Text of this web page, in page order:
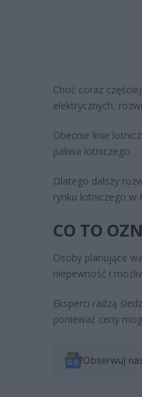
Choć coraz
elektrycznych,
Obecnie linie
paliwa lotniczego.
Dlatego dalszy
rynku lotniczego w
CO TO
Osoby planujące
niepewność i
Eksperci radzą
ponieważ ceny
Obserwuj